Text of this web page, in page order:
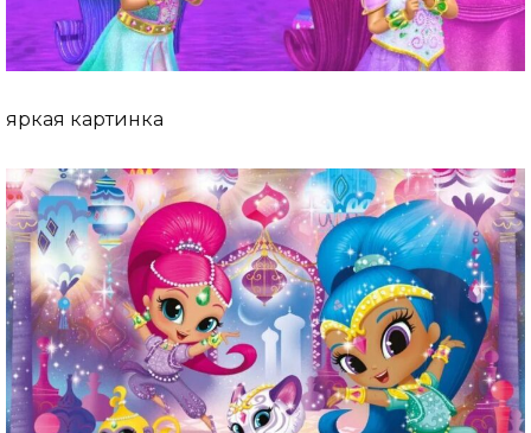
яркая картинка